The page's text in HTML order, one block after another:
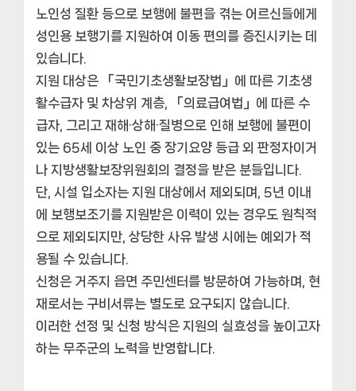
노인성 질환 등으로 보행에 불편을 겪는 어르신들에게
성인용 보행기를 지원하여 이동 편의를 증진시키는 데
있습니다.
지원 대상은 「국민기초생활보장법」에 따른 기초생
활수급자 및 차상위 계층, 「의료급여법」에 따른 수
급자, 그리고 재해·상해·질병으로 인해 보행에 불편이
있는 65세 이상 노인 중 장기요양 등급 외 판정자이거
나 지방생활보장위원회의 결정을 받은 분들입니다.
단, 시설 입소자는 지원 대상에서 제외되며, 5년 이내
에 보행보조기를 지원받은 이력이 있는 경우도 원칙적
으로 제외되지만, 상당한 사유 발생 시에는 예외가 적
용될 수 있습니다.
신청은 거주지 읍면 주민센터를 방문하여 가능하며, 현
재로서는 구비서류는 별도로 요구되지 않습니다.
이러한 선정 및 신청 방식은 지원의 실효성을 높이고자
하는 무주군의 노력을 반영합니다.